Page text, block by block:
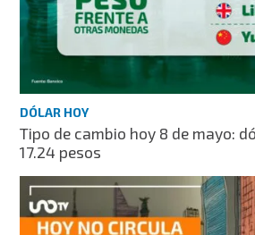
DÓLAR HOY
Tipo de cambio hoy 8 de mayo:
17.24 pesos